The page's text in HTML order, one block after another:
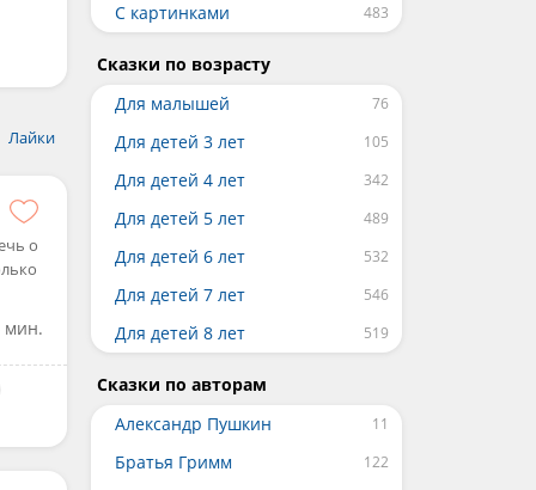
Лайки
о
мин.
С картинками
Сказки по возрасту
Для малышей
Для детей 3 лет
Для детей 4 лет
Для детей 5 лет
Для детей 6 лет
Для детей 7 лет
Для детей 8 лет
Сказки по авторам
Александр Пушкин
Братья Гримм